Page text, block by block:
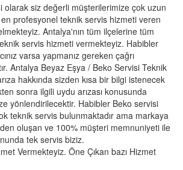
olarak siz değerli müşterilerimize çok uzun
en profesyonel teknik servis hizmeti veren
Antalya'nın tüm ilçelerine tüm
servis hizmeti vermekteyiz. Habibler
varsa yapmanız gereken çağrı
Antalya Beyaz Eşya / Beko Servisi Teknik
hakkında sizden kısa bir bilgi istenecek
sonra ilgili uydu arızası konusunda
yönlendirilecektir. Habibler Beko servisi
teknik servis bulunmaktadır ama markaya
oluşan ve 100% müşteri memnuniyeti ile
tek servis biziz.
Vermekteyiz. Öne Çıkan bazı Hizmet